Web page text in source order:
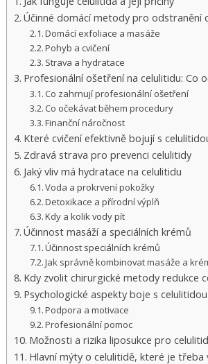
Účinné domácí metody pro odstranění
Domácí exfoliace a masáže
Pohyb a cvičení
Strava a hydratace
Profesionální ošetření na celulitidu: Co
Co zahrnují profesionální ošetření
Co očekávat během procedury
Finanční náročnost
Které cvičení efektivně bojují s
Zdravá strava pro prevenci celulitidy
Jaký vliv má hydratace na celulitidu
Voda a prokrvení pokožky
Detoxikace a přírodní výplň
Kdy a kolik vody pít
Účinnost masáží a speciálních krémů
Účinnost speciálních krémů
Jak správně kombinovat masáže a
Kdy zvolit chirurgické metody redukce
Psychologické aspekty boje s celulitidou
Podpora a motivace
Profesionální pomoc
Možnosti a rizika liposukce pro
Hlavní mýty o celulitidě, které je třeba